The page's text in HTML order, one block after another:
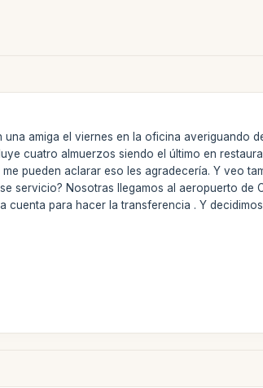
una amiga el viernes en la oficina averiguando
cuatro almuerzos siendo el último en
pueden aclarar eso les agradecería. Y veo
servicio? Nosotras llegamos al aeropuerto
cuenta para hacer la transferencia . Y